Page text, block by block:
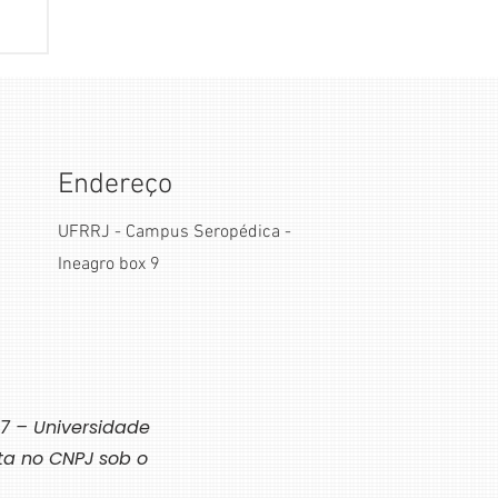
Endereço
UFRRJ - Campus Seropédica -
Ineagro box 9
– Universidade
no CNPJ sob o